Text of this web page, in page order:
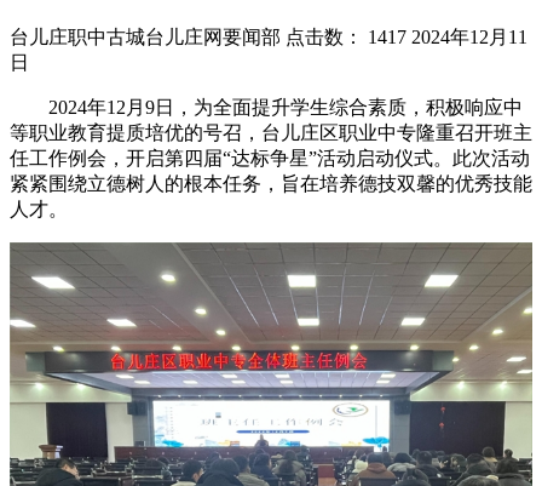
台儿庄职中古城台儿庄网要闻部 点击数： 1417 2024年12月11
日
2024年12月9日，为全面提升学生综合素质，积极响应中
等职业教育提质培优的号召，台儿庄区职业中专隆重召开班主
任工作例会，开启第四届“达标争星”活动启动仪式。此次活动
紧紧围绕立德树人的根本任务，旨在培养德技双馨的优秀技能
人才。